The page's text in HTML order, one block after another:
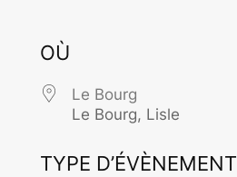
OÙ
Le Bourg
Le Bourg, Lisle
TYPE D’ÉVÈNEMENT